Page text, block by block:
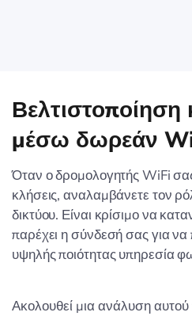
μέσω δωρεάν
Όταν ο δρομολογητής WiFi σας
κλήσεις, αναλαμβάνετε τον
δικτύου. Είναι κρίσιμο να
παρέχει η σύνδεσή σας για
υψηλής ποιότητας υπηρεσία
Ακολουθεί μια ανάλυση